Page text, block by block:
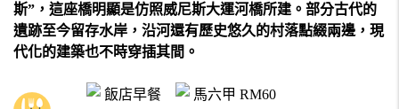
斯”，這座橋明顯是仿照威尼斯大運河橋所建。部分古代的
遺跡至今留存水岸，沿河還有歷史悠久的村落點綴兩邊，現
代化的建築也不時穿插其間。
飯店早餐 馬六甲 RM60